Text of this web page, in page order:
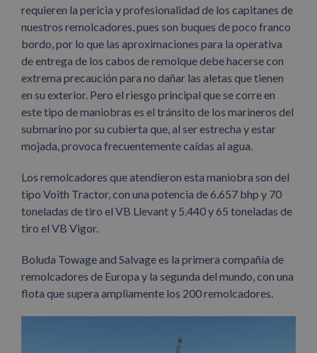
requieren la pericia y profesionalidad de los capitanes de
nuestros remolcadores, pues son buques de poco franco
bordo, por lo que las aproximaciones para la operativa
de entrega de los cabos de remolque debe hacerse con
extrema precaución para no dañar las aletas que tienen
en su exterior. Pero el riesgo principal que se corre en
este tipo de maniobras es el tránsito de los marineros del
submarino por su cubierta que, al ser estrecha y estar
mojada, provoca frecuentemente caídas al agua.
Los remolcadores que atendieron esta maniobra son del
tipo Voith Tractor, con una potencia de 6.657 bhp y 70
toneladas de tiro el VB Llevant y 5.440 y 65 toneladas de
tiro el VB Vigor.
Boluda Towage and Salvage es la primera compañía de
remolcadores de Europa y la segunda del mundo, con una
flota que supera ampliamente los 200 remolcadores.